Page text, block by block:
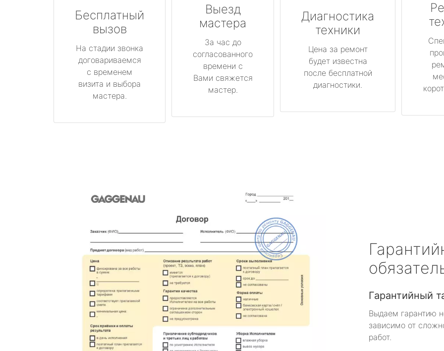
Бесплатный
вызов
На стадии звонка
договариваемся
с временем
визита и выбора
мастера.
Выезд
мастера
За час до
согласованного
времени с
Вами свяжется
мастер.
Диагностика
техники
Цена за ремонт
будет известна
после бесплатной
диагностики.
Гарантийный
Выдаем гарантию
зависимо от
работ.